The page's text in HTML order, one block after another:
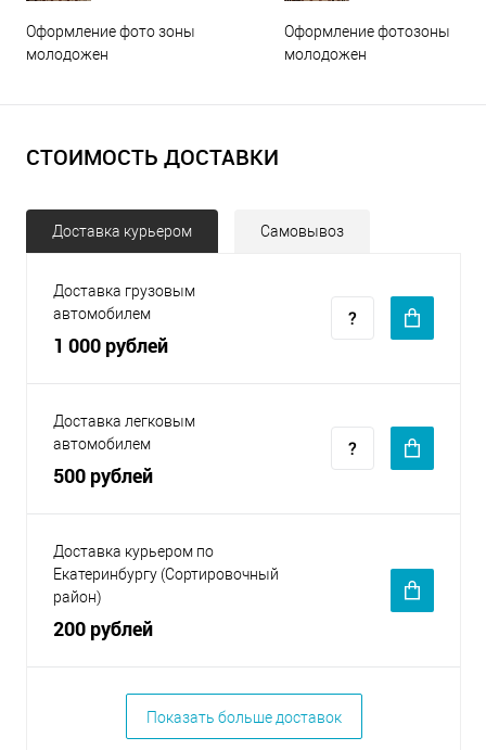
Оформление фото зоны
молодожен
Оформление фотозоны
молодожен
СТОИМОСТЬ ДОСТАВКИ
Доставка курьером Самовывоз
Доставка грузовым
автомобилем
1 000 рублей
Доставка легковым
автомобилем
500 рублей
Доставка курьером по
Екатеринбургу (Сортировочный
район)
200 рублей
Показать больше доставок